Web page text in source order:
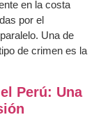
en la costa
por el
Una de
de crimen es la
Perú: Una